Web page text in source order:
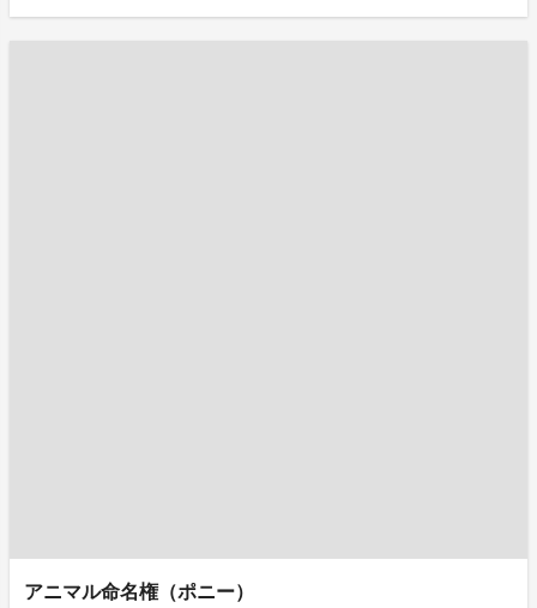
アニマル命名権（ポニー）